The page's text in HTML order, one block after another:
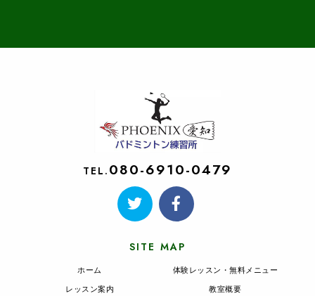
TEL. 080-6910-0479
SITE MAP
ホーム
レッスン案内
体験レッスン・無料メニュー
教室概要